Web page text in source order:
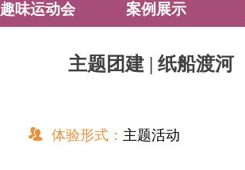
趣味运动会 案例展示
主题团建 | 纸船渡河
뀡 体验形式： 主题活动